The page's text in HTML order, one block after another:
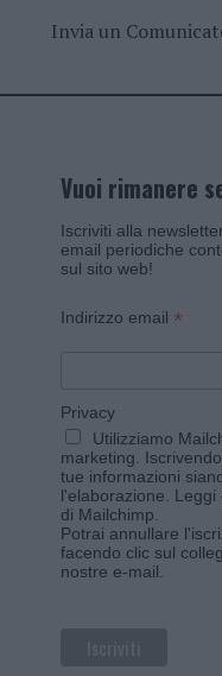
Invia un
Vuoi rimanere
Iscriviti alla
email periodiche
sul sito web!
Indirizzo email *
Privacy
Utilizziamo
marketing.
tue informazioni
l'elaborazione. Leggi
di Mailchimp
Potrai annullare
facendo clic sul
nostre e-mail.